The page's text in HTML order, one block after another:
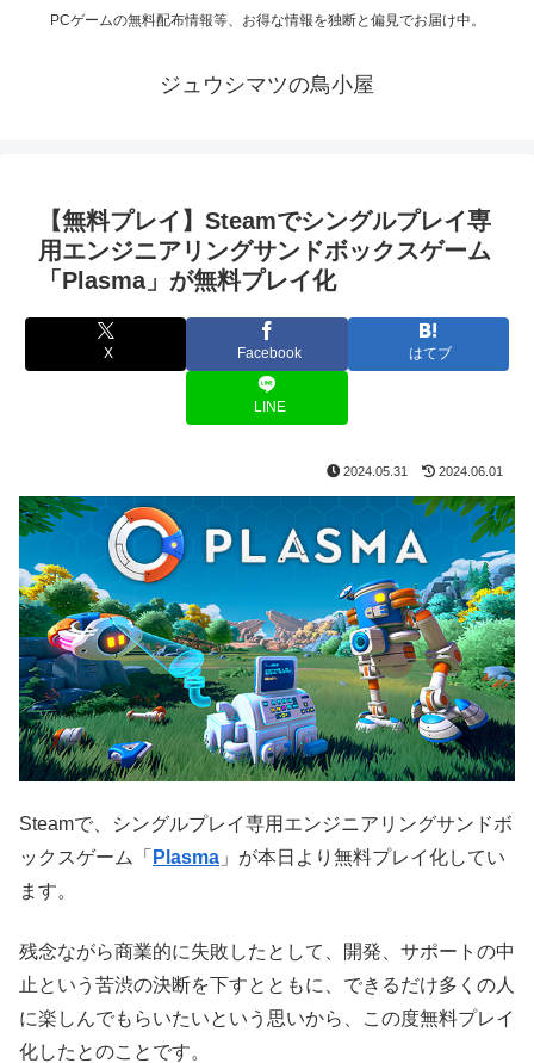
PCゲームの無料配布情報等、お得な情報を独断と偏見でお届け中。
ジュウシマツの鳥小屋
【無料プレイ】Steamでシングルプレイ専
用エンジニアリングサンドボックスゲーム
「Plasma」が無料プレイ化
X Facebook はてブ
LINE
2024.05.31 2024.06.01
Steamで、シングルプレイ専用エンジニアリングサンドボ
ックスゲーム「 Plasma 」が本日より無料プレイ化してい
ます。
残念ながら商業的に失敗したとして、開発、サポートの中
止という苦渋の決断を下すとともに、できるだけ多くの人
に楽しんでもらいたいという思いから、この度無料プレイ
化したとのことです。